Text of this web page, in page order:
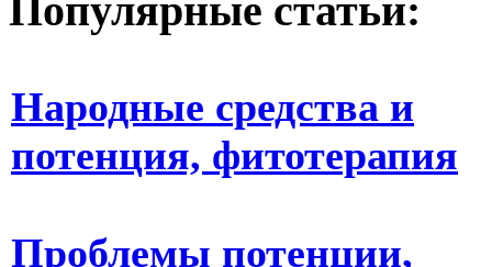
Популярные статьи:
Народные средства и
потенция, фитотерапия
Проблемы потенции,